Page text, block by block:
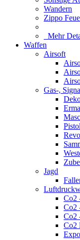
Wandern
Zippo
Mehr
Waffen
Airsoft
Gas-,
Jagd
Co2
Co2
Co2
Co2